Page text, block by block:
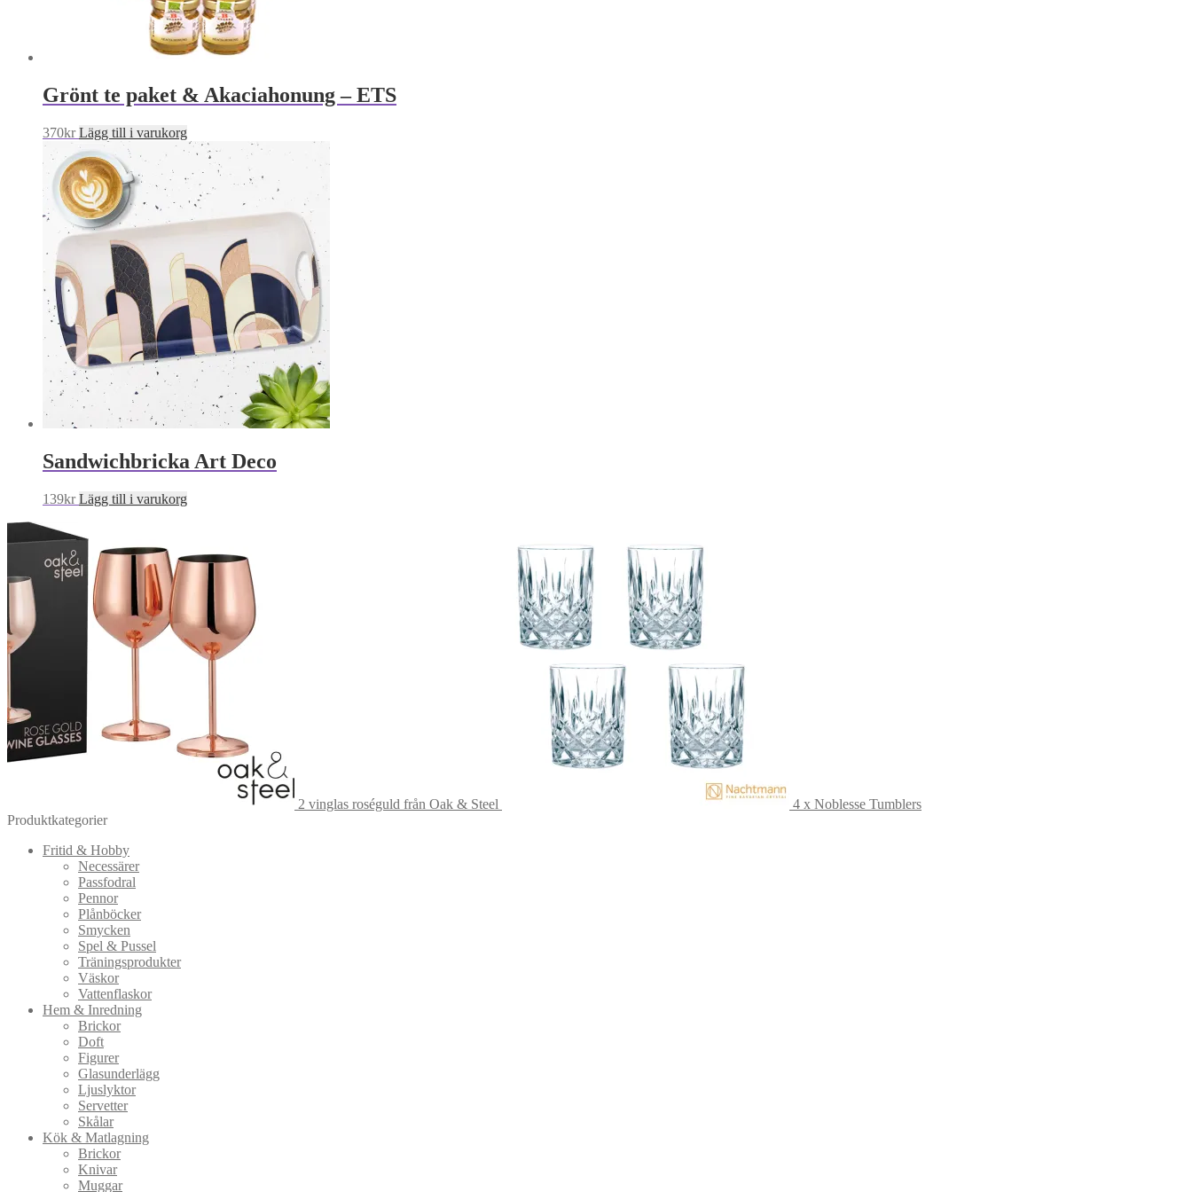
Grönt te paket & Akaciahonung – ETS
370kr Lägg till i varukorg
Sandwichbricka Art Deco
139kr Lägg till i varukorg
2 vinglas roséguld från Oak & Steel
4 x Noblesse Tumblers
Produktkategorier
Fritid & Hobby
Necessärer
Passfodral
Pennor
Plånböcker
Smycken
Spel & Pussel
Träningsprodukter
Väskor
Vattenflaskor
Hem & Inredning
Brickor
Doft
Figurer
Glasunderlägg
Ljuslyktor
Servetter
Skålar
Kök & Matlagning
Brickor
Knivar
Muggar